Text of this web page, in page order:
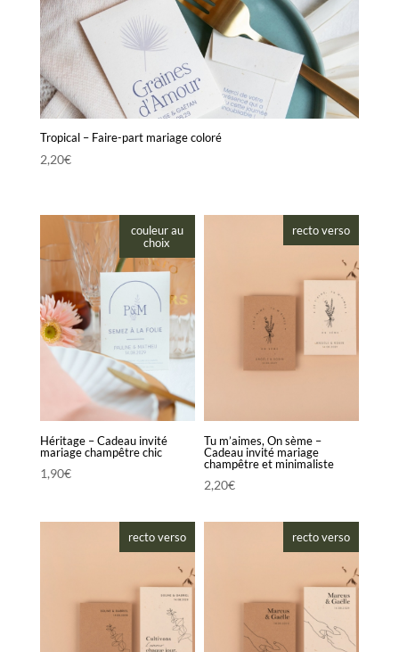
Tropical – Faire-part mariage coloré
2,20€
couleur au
choix
Héritage – Cadeau invité
mariage champêtre chic
1,90€
recto verso
Tu m’aimes, On sème –
Cadeau invité mariage
champêtre et minimaliste
2,20€
recto verso recto verso